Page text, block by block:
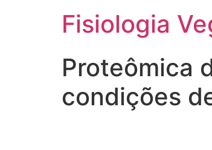
Fisiologia
Proteômica
condições